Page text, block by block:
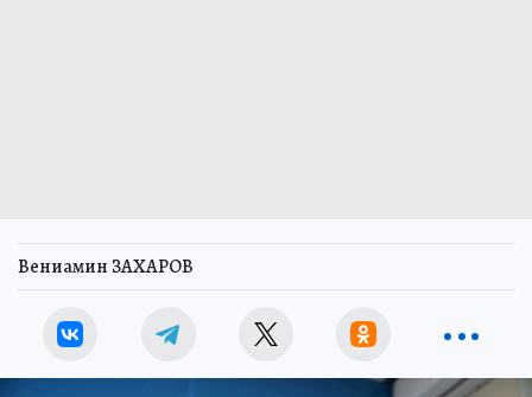
Вениамин ЗАХАРОВ